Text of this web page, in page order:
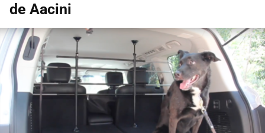
de Aacini